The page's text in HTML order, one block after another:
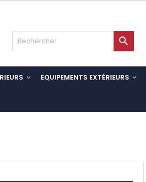

EQUIPEMENTS EXTÉRIEURS